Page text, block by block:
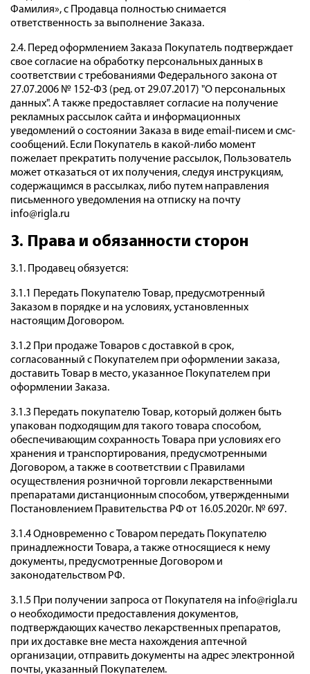
Фамилия», с Продавца полностью снимается
ответственность за выполнение Заказа.
2.4. Перед оформлением Заказа Покупатель подтверждает
свое согласие на обработку персональных данных в
соответствии с требованиями Федерального закона от
27.07.2006 № 152-ФЗ (ред. от 29.07.2017) "О персональных
данных". А также предоставляет согласие на получение
рекламных рассылок сайта и информационных
уведомлений о состоянии Заказа в виде email-писем и смс-
сообщений. Если Покупатель в какой-либо момент
пожелает прекратить получение рассылок, Пользователь
может отказаться от их получения, следуя инструкциям,
содержащимся в рассылках, либо путем направления
письменного уведомления на отписку на почту
info@rigla.ru
3. Права и обязанности сторон
3.1. Продавец обязуется:
3.1.1 Передать Покупателю Товар, предусмотренный
Заказом в порядке и на условиях, установленных
настоящим Договором.
3.1.2 При продаже Товаров с доставкой в срок,
согласованный с Покупателем при оформлении заказа,
доставить Товар в место, указанное Покупателем при
оформлении Заказа.
3.1.3 Передать покупателю Товар, который должен быть
упакован подходящим для такого товара способом,
обеспечивающим сохранность Товара при условиях его
хранения и транспортирования, предусмотренными
Договором, а также в соответствии с Правилами
осуществления розничной торговли лекарственными
препаратами дистанционным способом, утвержденными
Постановлением Правительства РФ от 16.05.2020г. № 697.
3.1.4 Одновременно с Товаром передать Покупателю
принадлежности Товара, а также относящиеся к нему
документы, предусмотренные Договором и
законодательством РФ.
3.1.5 При получении запроса от Покупателя на info@rigla.ru
о необходимости предоставления документов,
подтверждающих качество лекарственных препаратов,
при их доставке вне места нахождения аптечной
организации, отправить документы на адрес электронной
почты, указанный Покупателем.